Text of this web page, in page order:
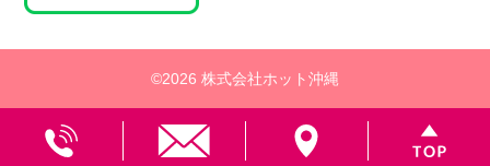
©2026 株式会社ホット沖縄